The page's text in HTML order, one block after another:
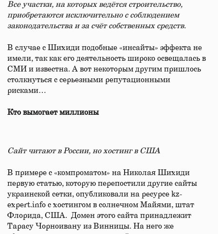
Все участки, на которых ведётся строительство,
приобретаются исключительно с соблюдением
законодательства и за счёт собственных средств.
В случае с Шихиди подобные «инсайты» эффекта не
имели, так как его деятельность широко освещалась в
СМИ и известна. А вот некоторым другим пришлось
столкнуться с серьезными репутационными
рисками…
Кто вымогает миллионы
Сайт читают в России, но хостинг в США
В примере с «компроматом» на Николая Шихиди
первую статью, которую перепостили другие сайты
украинской сетки, опубликовали на ресурсе kz-
expert.info с хостингом в солнечном Майями, штат
Флорида, США. Домен этого сайта принадлежит
Тарасу Чорноивану из Винницы. На него же